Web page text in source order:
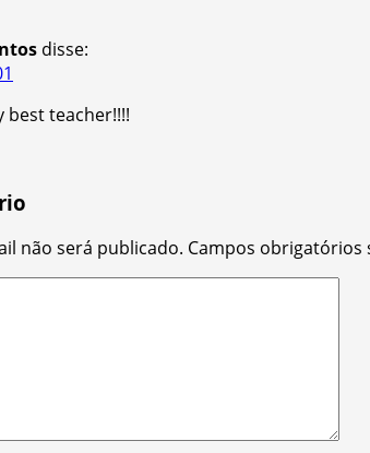
disse:
teacher!!!!
não será publicado. Campos obrigatórios